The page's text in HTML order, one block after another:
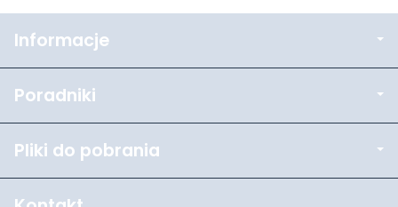
Informacje
Poradniki
Pliki do pobrania